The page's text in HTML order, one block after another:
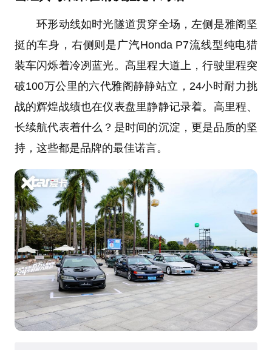
环形动线如时光隧道贯穿全场，左侧是雅阁坚
挺的车身，右侧则是广汽Honda P7流线型纯电猎
装车闪烁着冷冽蓝光。高里程大道上，行驶里程突
破100万公里的六代雅阁静静站立，24小时耐力挑
战的辉煌战绩也在仪表盘里静静记录着。高里程、
长续航代表着什么？是时间的沉淀，更是品质的坚
持，这些都是品牌的最佳诺言。